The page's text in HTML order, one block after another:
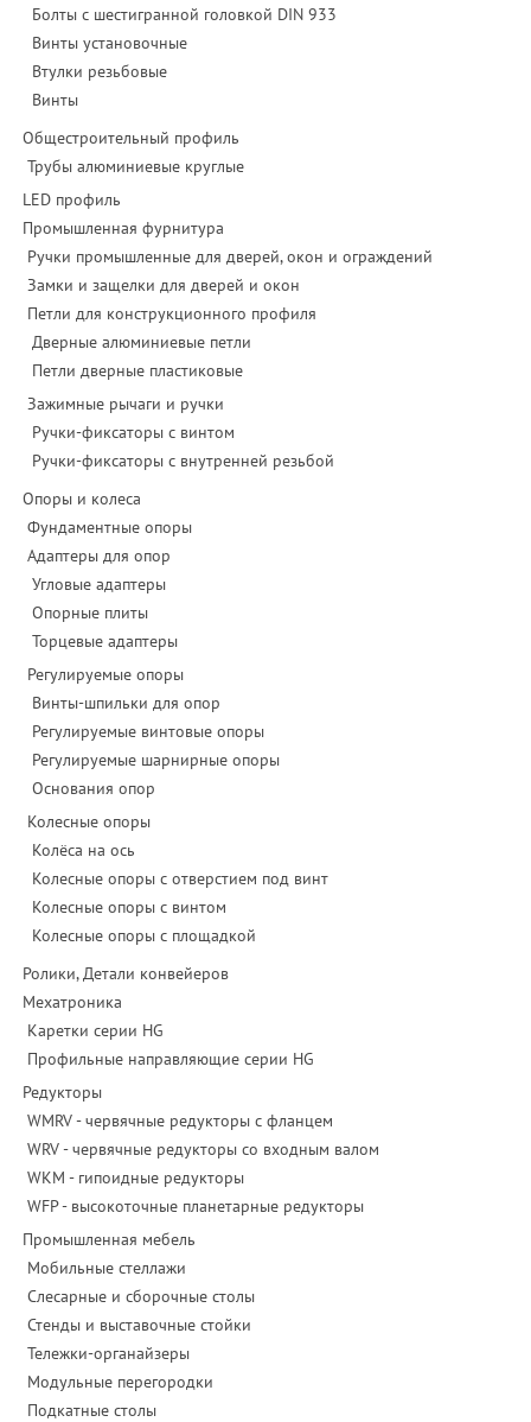
Болты с шестигранной головкой DIN 933
Винты установочные
Втулки резьбовые
Винты
Общестроительный профиль
Трубы алюминиевые круглые
LED профиль
Промышленная фурнитура
Ручки промышленные для дверей, окон и ограждений
Замки и защелки для дверей и окон
Петли для конструкционного профиля
Дверные алюминиевые петли
Петли дверные пластиковые
Зажимные рычаги и ручки
Ручки-фиксаторы c винтом
Ручки-фиксаторы c внутренней резьбой
Опоры и колеса
Фундаментные опоры
Адаптеры для опор
Угловые адаптеры
Опорные плиты
Торцевые адаптеры
Регулируемые опоры
Винты-шпильки для опор
Регулируемые винтовые опоры
Регулируемые шарнирные опоры
Основания опор
Колесные опоры
Колёса на ось
Колесные опоры с отверстием под винт
Колесные опоры с винтом
Колесные опоры с площадкой
Ролики, Детали конвейеров
Мехатроника
Каретки серии HG
Профильные направляющие серии HG
Редукторы
WMRV - червячные редукторы с фланцем
WRV - червячные редукторы со входным валом
WKM - гипоидные редукторы
WFP - высокоточные планетарные редукторы
Промышленная мебель
Мобильные стеллажи
Слесарные и сборочные столы
Стенды и выставочные стойки
Тележки-органайзеры
Модульные перегородки
Подкатные столы